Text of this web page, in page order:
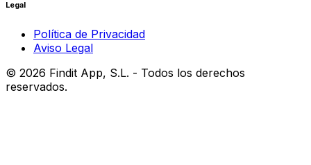
Legal
Política de Privacidad
Aviso Legal
© 2026 Findit App, S.L. - Todos los derechos
reservados.